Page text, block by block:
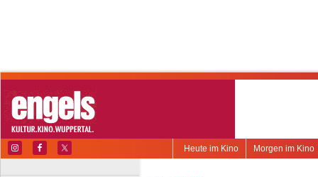
Morgen im Kino
Heute im Kino